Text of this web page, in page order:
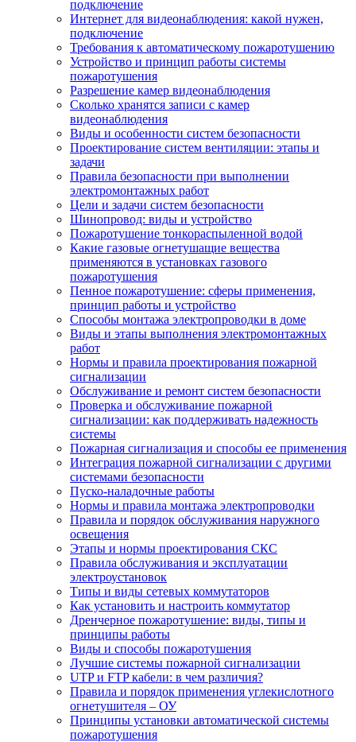
подключение
Интернет для видеонаблюдения: какой нужен,
подключение
Требования к автоматическому пожаротушению
Устройство и принцип работы системы
пожаротушения
Разрешение камер видеонаблюдения
Сколько хранятся записи с камер
видеонаблюдения
Виды и особенности систем безопасности
Проектирование систем вентиляции: этапы и
задачи
Правила безопасности при выполнении
электромонтажных работ
Цели и задачи систем безопасности
Шинопровод: виды и устройство
Пожаротушение тонкораспыленной водой
Какие газовые огнетушащие вещества
применяются в установках газового
пожаротушения
Пенное пожаротушение: сферы применения,
принцип работы и устройство
Способы монтажа электропроводки в доме
Виды и этапы выполнения электромонтажных
работ
Нормы и правила проектирования пожарной
сигнализации
Обслуживание и ремонт систем безопасности
Проверка и обслуживание пожарной
сигнализации: как поддерживать надежность
системы
Пожарная сигнализация и способы ее применения
Интеграция пожарной сигнализации с другими
системами безопасности
Пуско-наладочные работы
Нормы и правила монтажа электропроводки
Правила и порядок обслуживания наружного
освещения
Этапы и нормы проектирования СКС
Правила обслуживания и эксплуатации
электроустановок
Типы и виды сетевых коммутаторов
Как установить и настроить коммутатор
Дренчерное пожаротушение: виды, типы и
принципы работы
Виды и способы пожаротушения
Лучшие системы пожарной сигнализации
UTP и FTP кабели: в чем различия?
Правила и порядок применения углекислотного
огнетушителя – ОУ
Принципы установки автоматической системы
пожаротушения